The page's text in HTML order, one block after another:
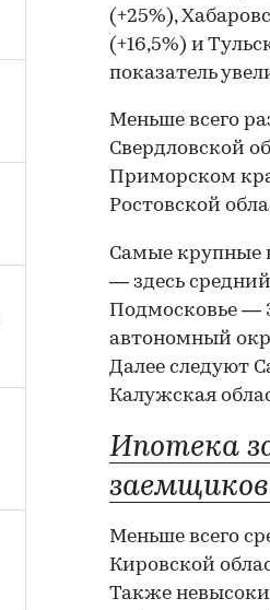
(+25%),
(+16,5%) и
показатель
Меньше всего
Свердловской
Приморском
Ростовской
00:00 /
Самые крупные
— здесь
Подмосковье —
автономный
Далее следуют
Калужская
Ипотека
Меньше всего
Кировской
Также